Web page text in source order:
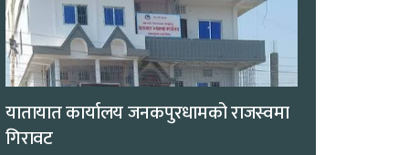
यातायात कार्यालय जनकपुरधामको राजस्वमा
गिरावट